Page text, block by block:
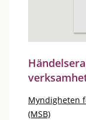
Myndigheten
(MSB)